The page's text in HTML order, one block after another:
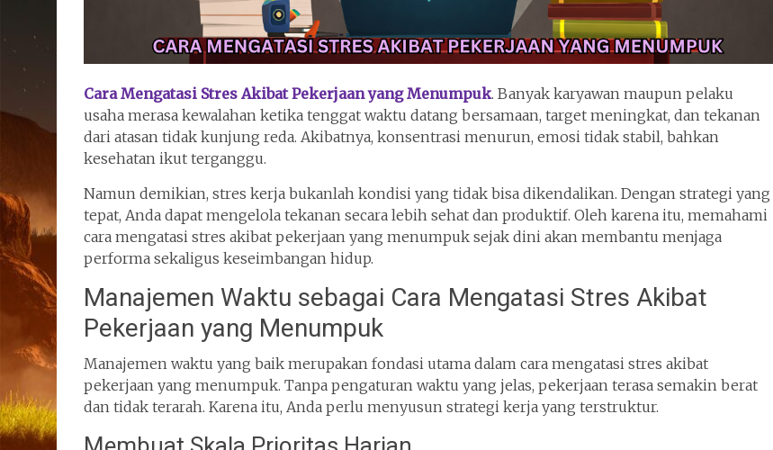
Cara Mengatasi Stres Akibat Pekerjaan yang Menumpuk. Banyak karyawan maupun pelaku
usaha merasa kewalahan ketika tenggat waktu datang bersamaan, target meningkat, dan tekanan
dari atasan tidak kunjung reda. Akibatnya, konsentrasi menurun, emosi tidak stabil, bahkan
kesehatan ikut terganggu.
Namun demikian, stres kerja bukanlah kondisi yang tidak bisa dikendalikan. Dengan strategi yang
tepat, Anda dapat mengelola tekanan secara lebih sehat dan produktif. Oleh karena itu, memahami
cara mengatasi stres akibat pekerjaan yang menumpuk sejak dini akan membantu menjaga
performa sekaligus keseimbangan hidup.
Manajemen Waktu sebagai Cara Mengatasi Stres Akibat
Pekerjaan yang Menumpuk
Manajemen waktu yang baik merupakan fondasi utama dalam cara mengatasi stres akibat
pekerjaan yang menumpuk. Tanpa pengaturan waktu yang jelas, pekerjaan terasa semakin berat
dan tidak terarah. Karena itu, Anda perlu menyusun strategi kerja yang terstruktur.